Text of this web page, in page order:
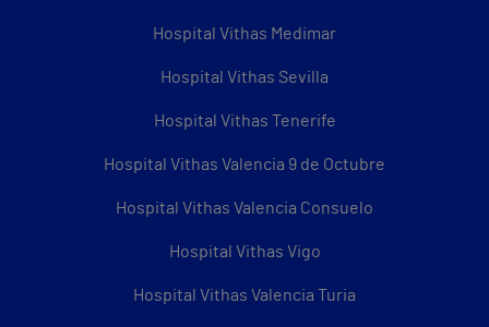
Hospital Vithas Medimar
Hospital Vithas Sevilla
Hospital Vithas Tenerife
Hospital Vithas Valencia 9 de Octubre
Hospital Vithas Valencia Consuelo
Hospital Vithas Vigo
Hospital Vithas Valencia Turia